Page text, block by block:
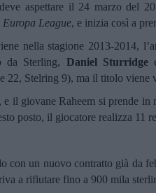
aspettare il 24 marzo del
Europa League, e inizia così a
nella stagione 2013-2014,
da Sterling, Daniel Sturridgee
22, Stelring 9), ma il titolo viene
e il giovane Raheem si prende
posto, il giocatore realizza 11
con un nuovo contratto già da
a rifiutare fino a 900 mila